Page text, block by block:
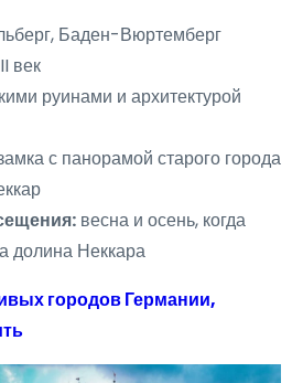
Баден-Вюртемберг
век
руинами и архитектурой
с панорамой старого города
весна и осень, когда
долина Неккара
городов Германии,